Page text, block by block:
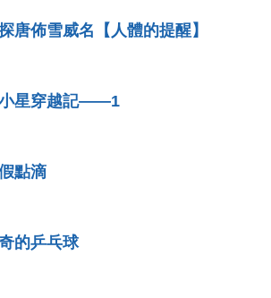
唐佈雪威名【人體的提醒】
星穿越記——1
點滴
的乒乓球